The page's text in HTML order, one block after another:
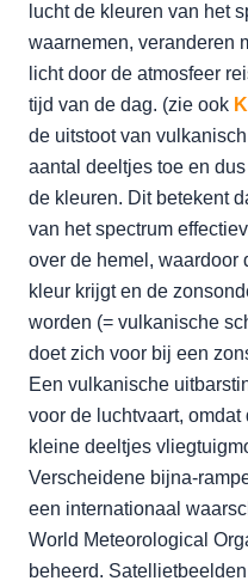
lucht de kleuren van het
waarnemen, veranderen
licht door de atmosfeer
tijd van de dag. (zie ook
de uitstoot van
aantal deeltjes toe en
de kleuren. Dit betekent
van het spectrum
over de hemel, waardoor
kleur krijgt en de
worden (= vulkanische
doet zich voor bij een
Een vulkanische
voor de luchtvaart,
kleine deeltjes
Verscheidene bijna-
een internationaal
World Meteorological
beheerd.